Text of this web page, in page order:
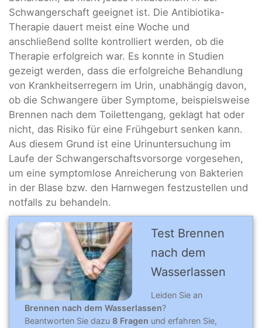
Schwangerschaft geeignet ist. Die Antibiotika-
Therapie dauert meist eine Woche und
anschließend sollte kontrolliert werden, ob die
Therapie erfolgreich war. Es konnte in Studien
gezeigt werden, dass die erfolgreiche Behandlung
von Krankheitserregern im Urin, unabhängig davon,
ob die Schwangere über Symptome, beispielsweise
Brennen nach dem Toilettengang, geklagt hat oder
nicht, das Risiko für eine Frühgeburt senken kann.
Aus diesem Grund ist eine Urinuntersuchung im
Laufe der Schwangerschaftsvorsorge vorgesehen,
um eine symptomlose Anreicherung von Bakterien
in der Blase bzw. den Harnwegen festzustellen und
notfalls zu behandeln.
Test Brennen
nach dem
Wasserlassen
Leiden Sie an
Brennen nach dem Wasserlassen?
Beantworten Sie dazu 8 Fragen und erfahren Sie,